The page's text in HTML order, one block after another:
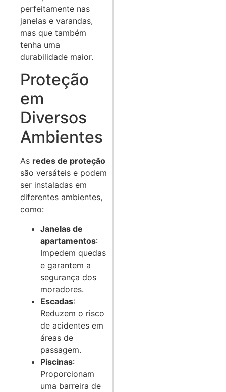
perfeitamente nas
janelas e varandas,
mas que também
tenha uma
durabilidade maior.
Proteção
em
Diversos
Ambientes
As redes de proteção
são versáteis e podem
ser instaladas em
diferentes ambientes,
como:
Janelas de
apartamentos:
Impedem quedas
e garantem a
segurança dos
moradores.
Escadas:
Reduzem o risco
de acidentes em
áreas de
passagem.
Piscinas:
Proporcionam
uma barreira de